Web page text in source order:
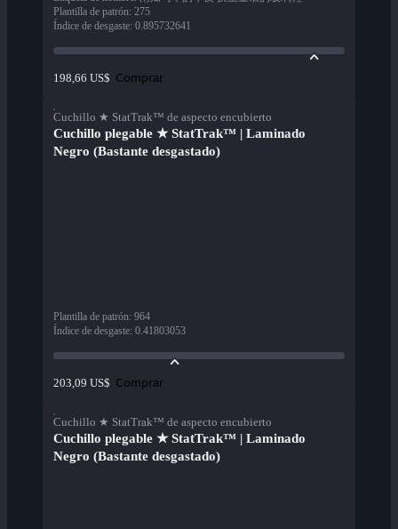
Plantilla de patrón: 275
Índice de desgaste: 0.895732641
198,66 US$ Comprar
Cuchillo ★ StatTrak™ de aspecto encubierto
Cuchillo plegable ★ StatTrak™ | Laminado
Negro (Bastante desgastado)
Plantilla de patrón: 964
Índice de desgaste: 0.41803053
203,09 US$ Comprar
Cuchillo ★ StatTrak™ de aspecto encubierto
Cuchillo plegable ★ StatTrak™ | Laminado
Negro (Bastante desgastado)